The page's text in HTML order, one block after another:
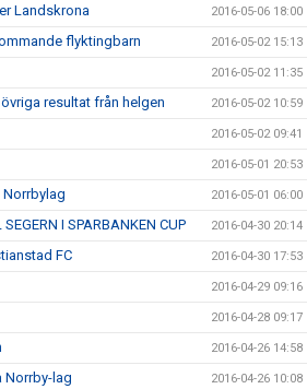
Landskrona 2016-05-06 18:00
flyktingbarn 2016-05-02 15:13
2016-05-02 11:35
resultat från helgen 2016-05-02 10:59
2016-05-02 09:41
2016-05-01 20:53
Norrbylag 2016-05-01 06:00
I SPARBANKEN CUP 2016-04-30 20:14
FC 2016-04-30 17:53
2016-04-29 09:16
2016-04-28 09:17
2016-04-26 14:58
Norrby-lag 2016-04-26 10:08